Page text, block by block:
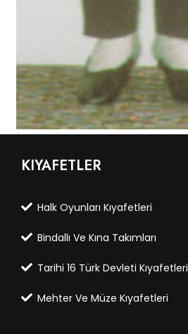
KIYAFETLER
Halk Oyunları Kıyafetleri
Bindallı Ve Kına Takımları
Tarihi 16 Türk Devleti Kıyafetleri
Mehter Ve Müze Kıyafetleri